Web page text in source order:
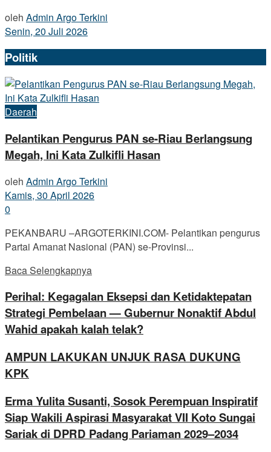
oleh Admin Argo Terkini
Senin, 20 Juli 2026
Politik
Daerah
Pelantikan Pengurus PAN se-Riau Berlangsung
Megah, Ini Kata Zulkifli Hasan
oleh Admin Argo Terkini
Kamis, 30 April 2026
0
PEKANBARU –ARGOTERKINI.COM- Pelantikan pengurus
Partai Amanat Nasional (PAN) se-Provinsi...
Baca Selengkapnya
Perihal: Kegagalan Eksepsi dan Ketidaktepatan
Strategi Pembelaan — Gubernur Nonaktif Abdul
Wahid apakah kalah telak?
AMPUN LAKUKAN UNJUK RASA DUKUNG
KPK
Erma Yulita Susanti, Sosok Perempuan Inspiratif
Siap Wakili Aspirasi Masyarakat VII Koto Sungai
Sariak di DPRD Padang Pariaman 2029–2034